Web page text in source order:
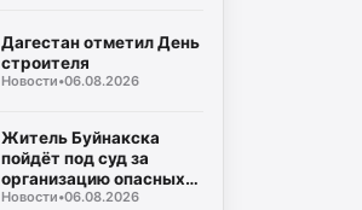
регион
Дагестан отметил День
строителя
Новости•06.08.2026
Житель Буйнакска
пойдёт под суд за
организацию опасных
конных прогулок
Новости•06.08.2026